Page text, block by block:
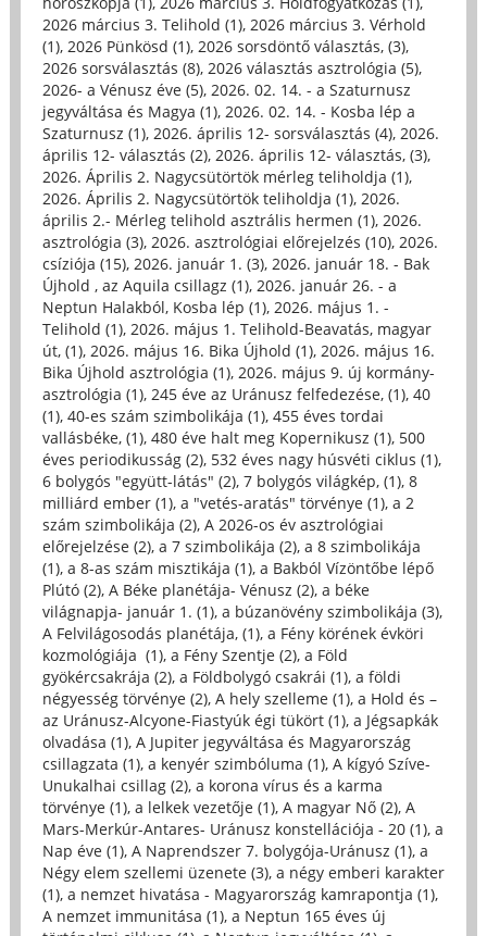
2026 március 3. Telihold (1), 2026 március 3. Vérhold
(1), 2026 Pünkösd (1), 2026 sorsdöntő választás, (3),
2026 sorsválasztás (8), 2026 választás asztrológia (5),
2026- a Vénusz éve (5), 2026. 02. 14. - a Szaturnusz
jegyváltása és Magya (1), 2026. 02. 14. - Kosba lép a
Szaturnusz (1), 2026. április 12- sorsválasztás (4), 2026.
április 12- választás (2), 2026. április 12- választás, (3),
2026. Április 2. Nagycsütörtök mérleg teliholdja (1),
2026. Április 2. Nagycsütörtök teliholdja (1), 2026.
április 2.- Mérleg telihold asztrális hermen (1), 2026.
asztrológia (3), 2026. asztrológiai előrejelzés (10), 2026.
csíziója (15), 2026. január 1. (3), 2026. január 18. - Bak
Újhold , az Aquila csillagz (1), 2026. január 26. - a
Neptun Halakból, Kosba lép (1), 2026. május 1. -
Telihold (1), 2026. május 1. Telihold-Beavatás, magyar
út, (1), 2026. május 16. Bika Újhold (1), 2026. május 16.
Bika Újhold asztrológia (1), 2026. május 9. új kormány-
asztrológia (1), 245 éve az Uránusz felfedezése, (1), 40
(1), 40-es szám szimbolikája (1), 455 éves tordai
vallásbéke, (1), 480 éve halt meg Kopernikusz (1), 500
éves periodikusság (2), 532 éves nagy húsvéti ciklus (1),
6 bolygós "együtt-látás" (2), 7 bolygós világkép, (1), 8
milliárd ember (1), a "vetés-aratás" törvénye (1), a 2
szám szimbolikája (2), A 2026-os év asztrológiai
előrejelzése (2), a 7 szimbolikája (2), a 8 szimbolikája
(1), a 8-as szám misztikája (1), a Bakból Vízöntőbe lépő
Plútó (2), A Béke planétája- Vénusz (2), a béke
világnapja- január 1. (1), a búzanövény szimbolikája (3),
A Felvilágosodás planétája, (1), a Fény körének évköri
kozmológiája (1), a Fény Szentje (2), a Föld
gyökércsakrája (2), a Földbolygó csakrái (1), a földi
négyesség törvénye (2), A hely szelleme (1), a Hold és –
az Uránusz-Alcyone-Fiastyúk égi tükört (1), a Jégsapkák
olvadása (1), A Jupiter jegyváltása és Magyarország
csillagzata (1), a kenyér szimbóluma (1), A kígyó Szíve-
Unukalhai csillag (2), a korona vírus és a karma
törvénye (1), a lelkek vezetője (1), A magyar Nő (2), A
Mars-Merkúr-Antares- Uránusz konstellációja - 20 (1), a
Nap éve (1), A Naprendszer 7. bolygója-Uránusz (1), a
Négy elem szellemi üzenete (3), a négy emberi karakter
(1), a nemzet hivatása - Magyarország kamrapontja (1),
A nemzet immunitása (1), a Neptun 165 éves új